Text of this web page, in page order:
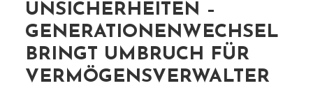
UNSICHERHEITEN –
GENERATIONENWECHSEL
BRINGT UMBRUCH FÜR
VERMÖGENSVERWALTER